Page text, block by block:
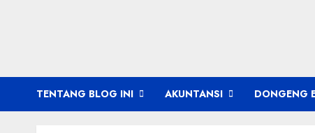
TENTANG BLOG INI AKUNTANSI DONGENG